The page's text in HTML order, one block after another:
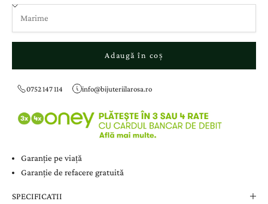
Adaugă în coș
0752 147 114 info@bijuteriilarosa.ro
Garanție pe viață
Garanție de refacere gratuită
SPECIFICATII